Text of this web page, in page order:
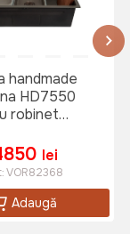
handmade
HD7550
robinet
lei
VOR82368
Adaugă